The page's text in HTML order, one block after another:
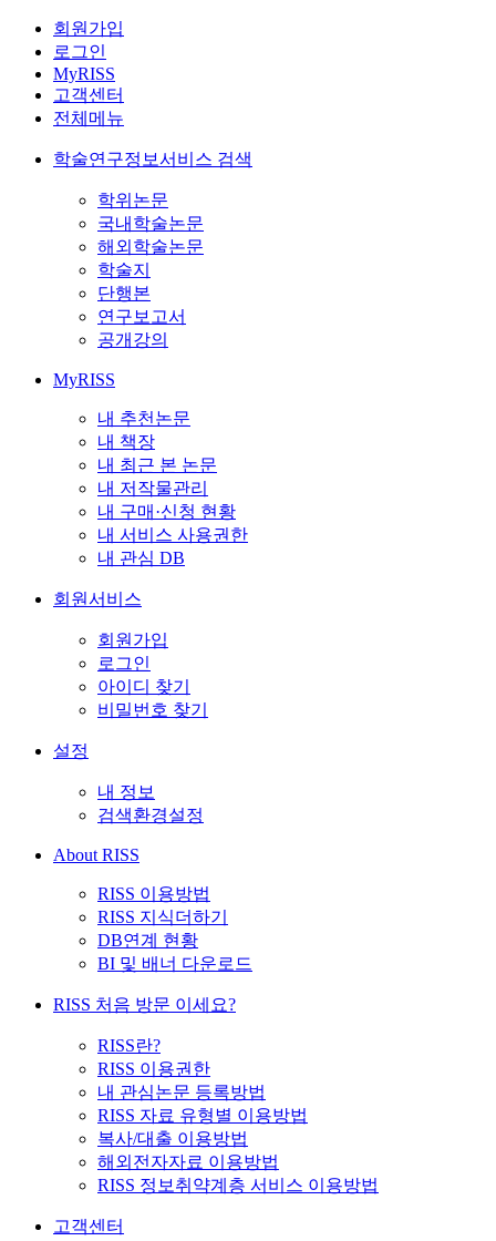
회원가입
로그인
MyRISS
고객센터
전체메뉴
학술연구정보서비스 검색
학위논문
국내학술논문
해외학술논문
학술지
단행본
연구보고서
공개강의
MyRISS
내 추천논문
내 책장
내 최근 본 논문
내 저작물관리
내 구매·신청 현황
내 서비스 사용권한
내 관심 DB
회원서비스
회원가입
로그인
아이디 찾기
비밀번호 찾기
설정
내 정보
검색환경설정
About RISS
RISS 이용방법
RISS 지식더하기
DB연계 현황
BI 및 배너 다운로드
RISS 처음 방문 이세요?
RISS란?
RISS 이용권한
내 관심논문 등록방법
RISS 자료 유형별 이용방법
복사/대출 이용방법
해외전자자료 이용방법
RISS 정보취약계층 서비스 이용방법
고객센터